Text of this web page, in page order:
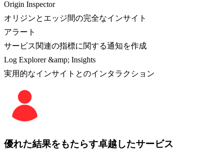
Origin Inspector
オリジンとエッジ間の完全なインサイト
アラート
サービス関連の指標に関する通知を作成
Log Explorer &amp; Insights
実用的なインサイトとのインタラクション
優れた結果をもたらす卓越したサービス